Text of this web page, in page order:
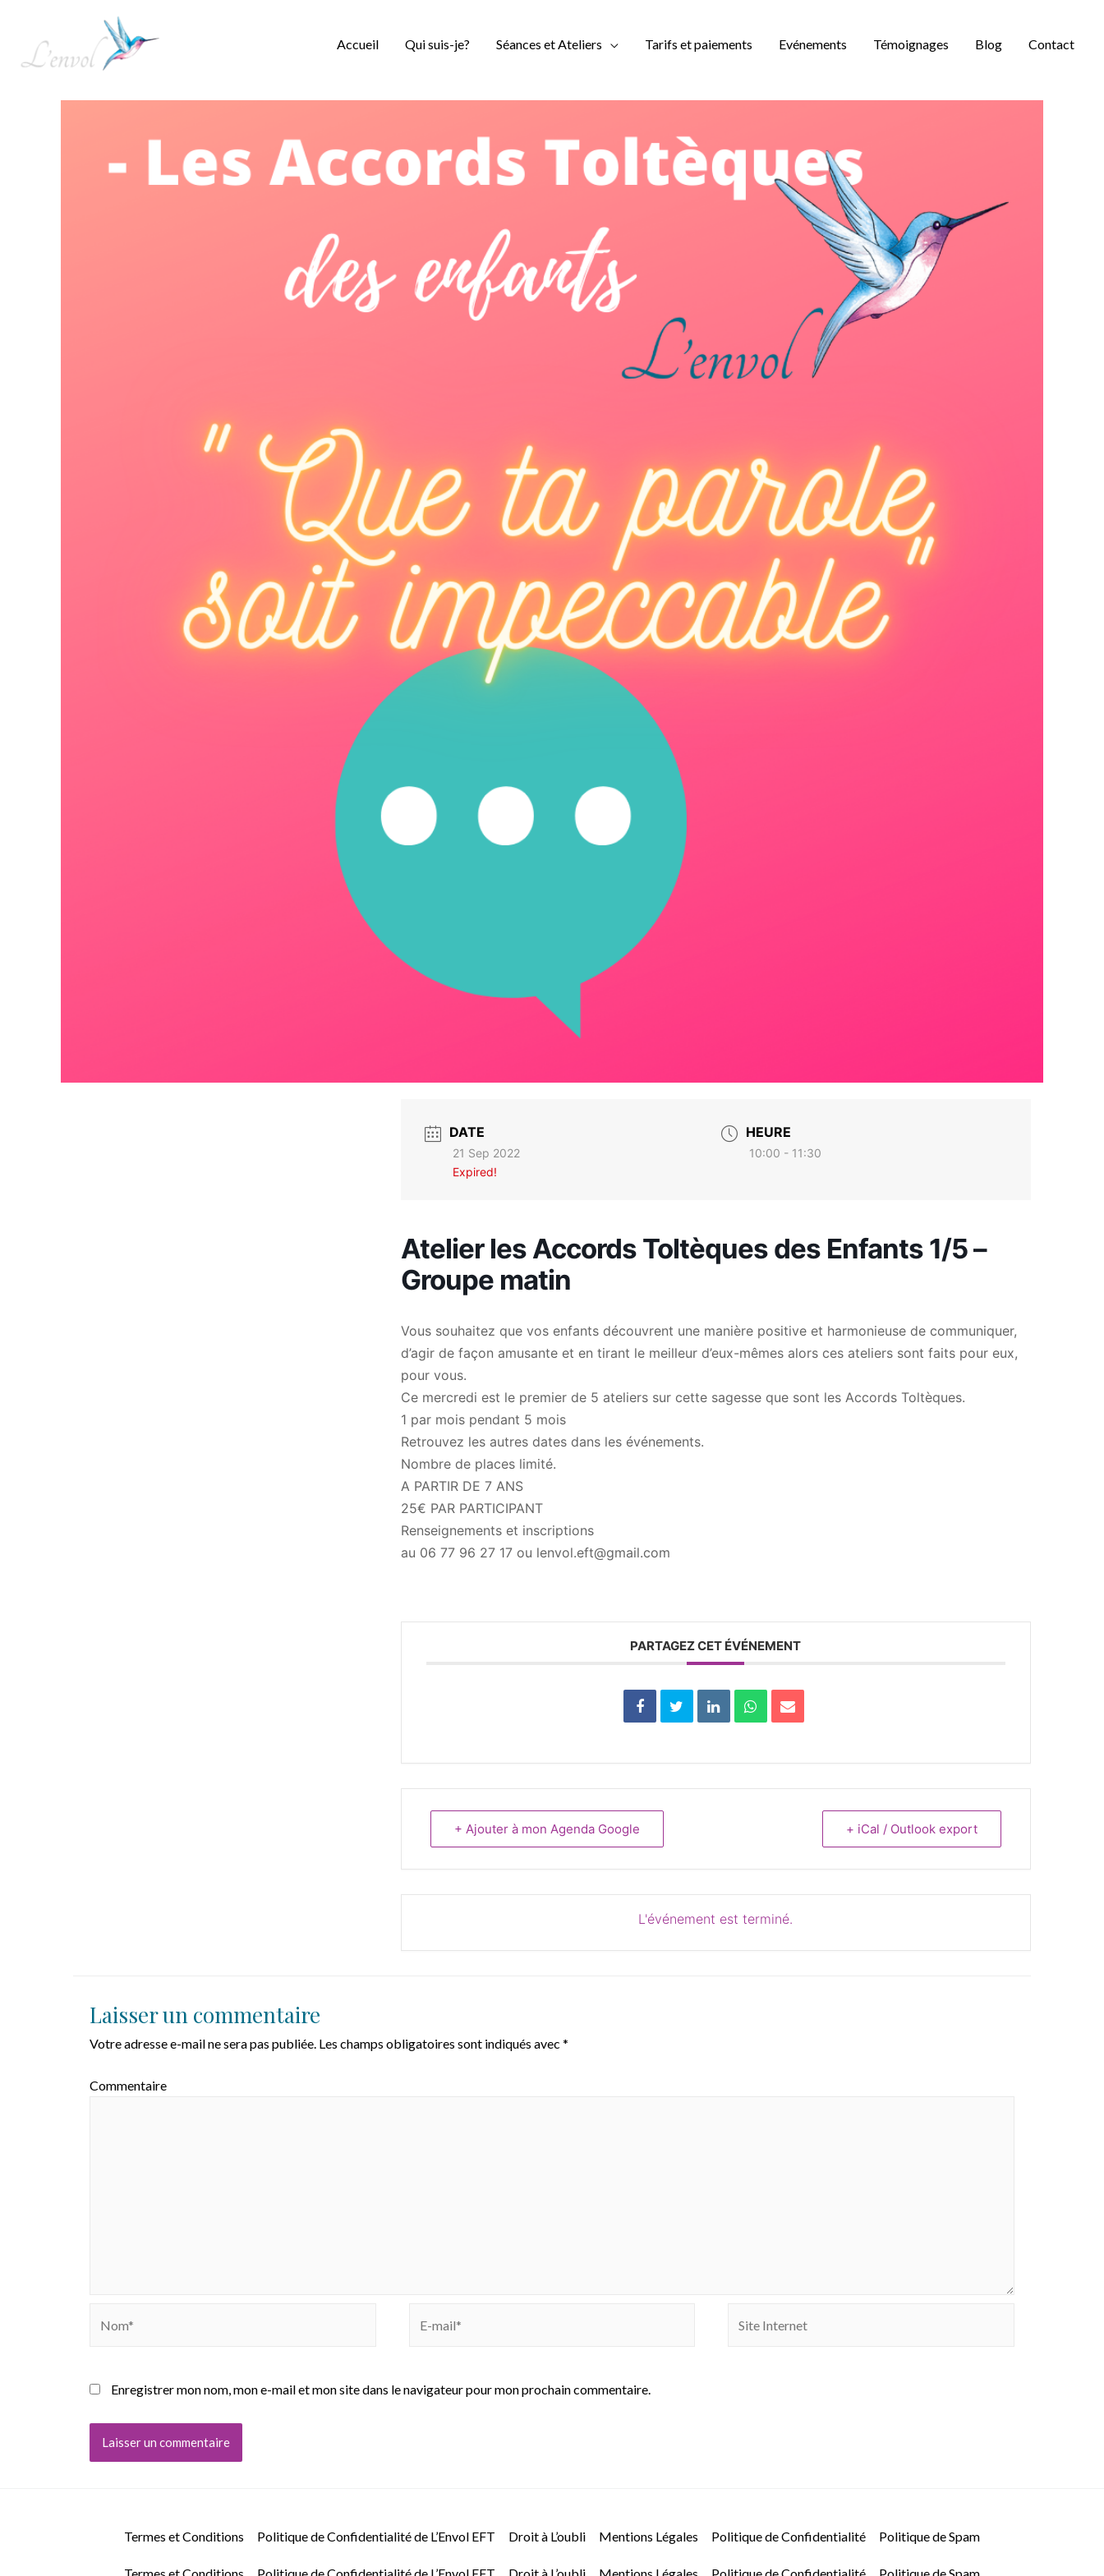
Accueil Qui suis-je? Séances et Ateliers Tarifs et paiements Evénements Témoignages Blog Contact
DATE
21 Sep 2022
Expired!
HEURE
10:00 - 11:30
Atelier les Accords Toltèques des Enfants 1/5 –
Groupe matin
Vous souhaitez que vos enfants découvrent une manière positive et harmonieuse de communiquer,
d’agir de façon amusante et en tirant le meilleur d’eux-mêmes alors ces ateliers sont faits pour eux,
pour vous.
Ce mercredi est le premier de 5 ateliers sur cette sagesse que sont les Accords Toltèques.
1 par mois pendant 5 mois
Retrouvez les autres dates dans les événements.
Nombre de places limité.
A PARTIR DE 7 ANS
25€ PAR PARTICIPANT
Renseignements et inscriptions
au 06 77 96 27 17 ou lenvol.eft@gmail.com
PARTAGEZ CET ÉVÉNEMENT
+ Ajouter à mon Agenda Google + iCal / Outlook export
L'événement est terminé.
Laisser un commentaire
Votre adresse e-mail ne sera pas publiée. Les champs obligatoires sont indiqués avec *
Commentaire
mail*
Internet
Enregistrer mon nom, mon e-mail et mon site dans le navigateur pour mon prochain commentaire.
Termes et Conditions Politique de Confidentialité de L’Envol EFT Droit à L’oubli Mentions Légales Politique de Confidentialité Politique de Spam
Termes et Conditions Politique de Confidentialité de L’Envol EFT Droit à L’oubli Mentions Légales Politique de Confidentialité Politique de Spam